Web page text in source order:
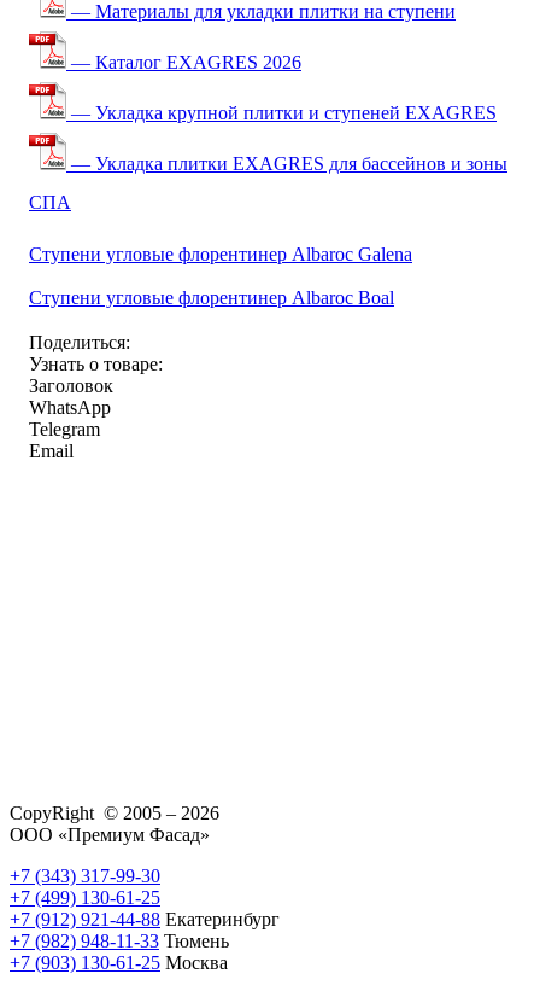
— Материалы для укладки плитки на ступени
— Каталог EXAGRES 2026
— Укладка крупной плитки и ступеней EXAGRES
— Укладка плитки EXAGRES для бассейнов и зоны
СПА
Ступени угловые флорентинер Albaroc Galena
Ступени угловые флорентинер Albaroc Boal
Поделиться:
Узнать о товаре:
Заголовок
WhatsApp
Telegram
Email
CopyRight © 2005 – 2026
ООО «Премиум Фасад»
+7 (343) 317-99-30
+7 (499) 130-61-25
+7 (912) 921-44-88 Екатеринбург
+7 (982) 948-11-33 Тюмень
+7 (903) 130-61-25 Москва